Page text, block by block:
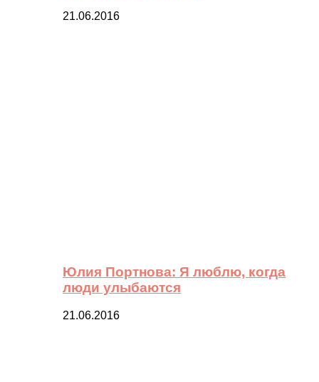
21.06.2016
Юлия Портнова: Я люблю, когда
люди улыбаются
21.06.2016